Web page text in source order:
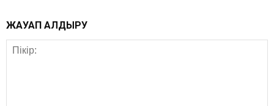
ЖАУАП ҚАЛДЫРУ